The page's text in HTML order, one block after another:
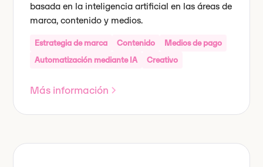
basada en la inteligencia artificial en las áreas de
marca, contenido y medios.
Estrategia de marca Contenido
Medios de pago
Automatización mediante IA
Creativo
Más información